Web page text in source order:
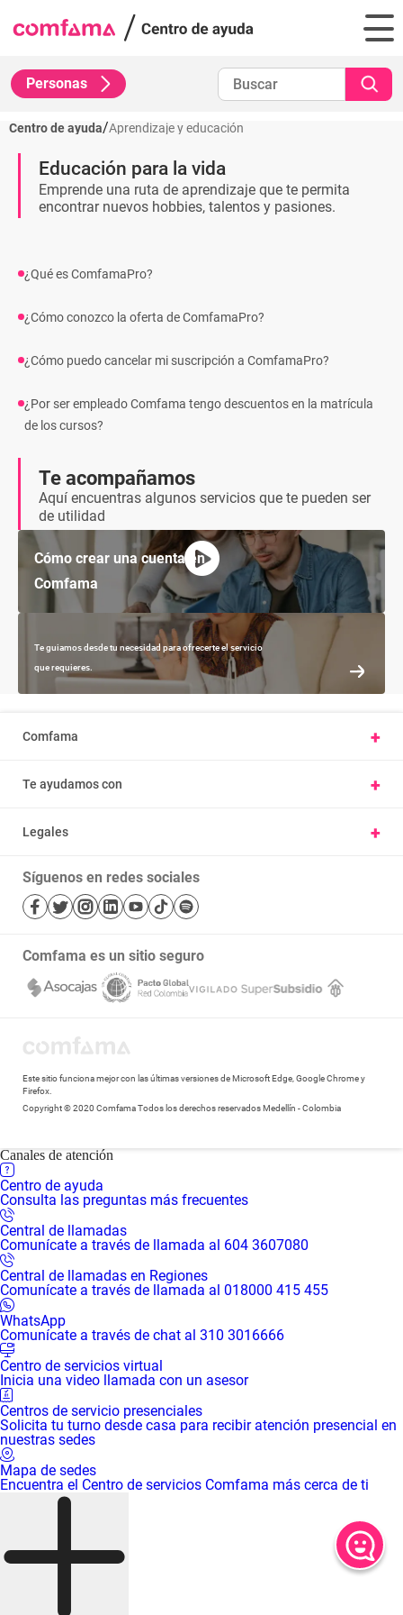
Personas
Centro de ayuda/Aprendizaje y educación
Educación para la vida
Emprende una ruta de aprendizaje que te permita
encontrar nuevos hobbies, talentos y pasiones.
¿Qué es ComfamaPro?
¿Cómo conozco la oferta de ComfamaPro?
¿Cómo puedo cancelar mi suscripción a ComfamaPro?
¿Por ser empleado Comfama tengo descuentos en la matrícula
de los cursos?
Te acompañamos
Aquí encuentras algunos servicios que te pueden ser
de utilidad
Cómo crear una cuenta en
Comfama
Te guiamos desde tu necesidad para ofrecerte el servicio
que requieres.
Comfama +
Presentar una petición u observación
Trabaje con nosotros
Te ayudamos con +
Parques
Salud
Bibliotecas
Legales +
Términos y condiciones
Mapa de sitio
Síguenos en redes sociales
Comfama es un sitio seguro
Este sitio funciona mejor con las últimas versiones de Microsoft Edge, Google Chrome y
Firefox.
Copyright © 2020 Comfama Todos los derechos reservados Medellín - Colombia
Canales de atención
Centro de ayuda
Consulta las preguntas más frecuentes
Central de llamadas
Comunícate a través de llamada al 604 3607080
Central de llamadas en Regiones
Comunícate a través de llamada al 018000 415 455
WhatsApp
Comunícate a través de chat al 310 3016666
Centro de servicios virtual
Inicia una video llamada con un asesor
Centros de servicio presenciales
Solicita tu turno desde casa para recibir atención presencial en
nuestras sedes
Mapa de sedes
Encuentra el Centro de servicios Comfama más cerca de ti